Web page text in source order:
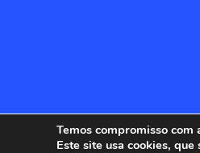
Temos compromisso com
Este site usa cookies,